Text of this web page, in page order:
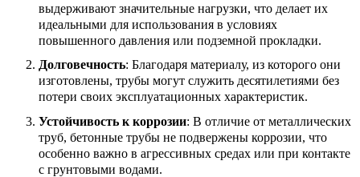
выдерживают значительные нагрузки, что делает их
идеальными для использования в условиях
повышенного давления или подземной прокладки.
Долговечность: Благодаря материалу, из которого они
изготовлены, трубы могут служить десятилетиями без
потери своих эксплуатационных характеристик.
Устойчивость к коррозии: В отличие от металлических
труб, бетонные трубы не подвержены коррозии, что
особенно важно в агрессивных средах или при контакте
с грунтовыми водами.